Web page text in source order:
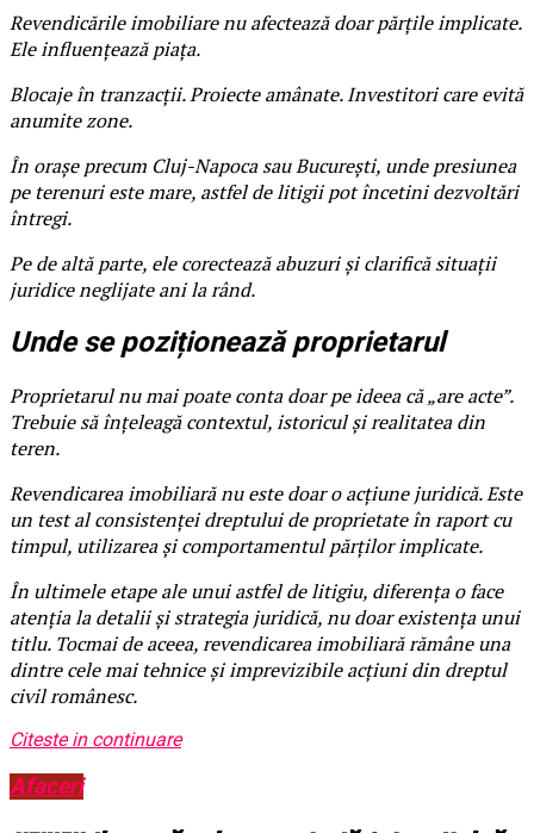
Revendicările imobiliare nu afectează doar părțile implicate.
Ele influențează piața.
Blocaje în tranzacții. Proiecte amânate. Investitori care evită
anumite zone.
În orașe precum Cluj-Napoca sau București, unde presiunea
pe terenuri este mare, astfel de litigii pot încetini dezvoltări
întregi.
Pe de altă parte, ele corectează abuzuri și clarifică situații
juridice neglijate ani la rând.
Unde se poziționează proprietarul
Proprietarul nu mai poate conta doar pe ideea că „are acte”.
Trebuie să înțeleagă contextul, istoricul și realitatea din
teren.
Revendicarea imobiliară nu este doar o acțiune juridică. Este
un test al consistenței dreptului de proprietate în raport cu
timpul, utilizarea și comportamentul părților implicate.
În ultimele etape ale unui astfel de litigiu, diferența o face
atenția la detalii și strategia juridică, nu doar existența unui
titlu. Tocmai de aceea, revendicarea imobiliară rămâne una
dintre cele mai tehnice și imprevizibile acțiuni din dreptul
civil românesc.
Citeste in continuare
Afaceri